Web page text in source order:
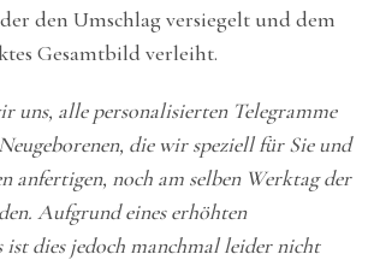
den Umschlag versiegelt und dem
Gesamtbild verleiht.
uns, alle personalisierten Telegramme
die wir speziell für Sie und
anfertigen, noch am selben Werktag der
Aufgrund eines erhöhten
dies jedoch manchmal leider nicht